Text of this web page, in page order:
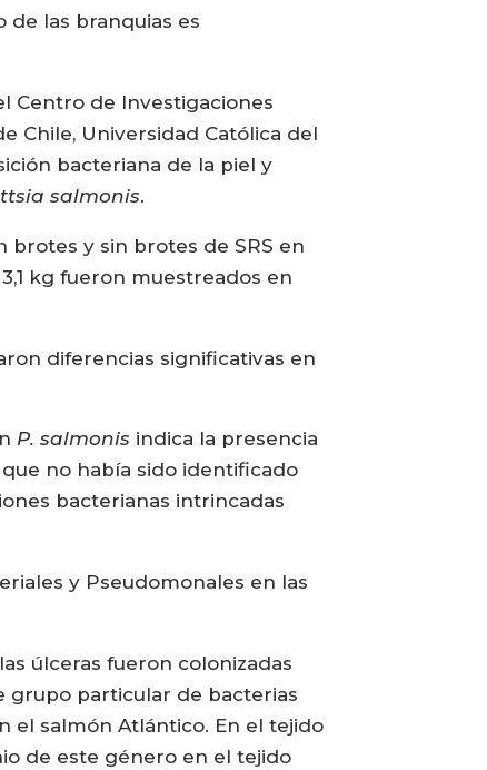
las branquias es
Centro de Investigaciones
Chile, Universidad Católica del
bacteriana de la piel y
salmonis.
y sin brotes de SRS en
kg fueron muestreados en
diferencias significativas en
P. salmonis indica la presencia
no había sido identificado
bacterianas intrincadas
y Pseudomonales en las
úlceras fueron colonizadas
grupo particular de bacterias
el salmón Atlántico. En el tejido
de este género en el tejido